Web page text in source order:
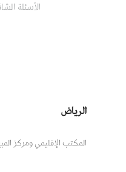
الأسئلة
الرياض
المكتب الإقليمي ومركز